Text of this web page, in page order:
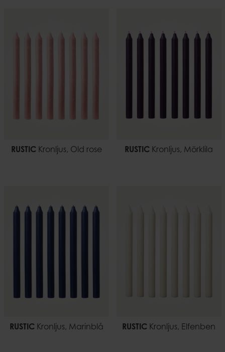
RUSTICKronljus, Old rose RUSTIC Kronljus, Mörklila
RUSTICKronljus, Marinblå RUSTIC Kronljus, Elfenben